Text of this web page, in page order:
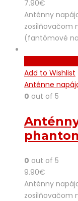
7.90€
Anténny
zosilňovačom
(fantómové
Add to Wishlist
Anténne
0 out of 5
0 out of 5
9.90€
Anténny
zosilňovačom